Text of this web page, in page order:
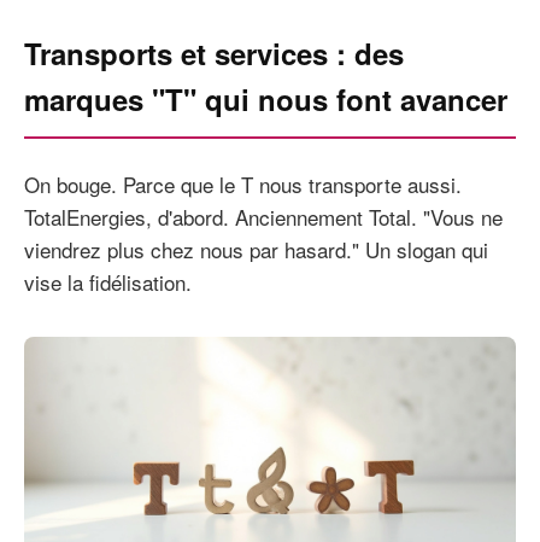
Transports et services : des
marques "T" qui nous font avancer
On bouge. Parce que le T nous transporte aussi.
TotalEnergies, d'abord. Anciennement Total. "Vous ne
viendrez plus chez nous par hasard." Un slogan qui
vise la fidélisation.